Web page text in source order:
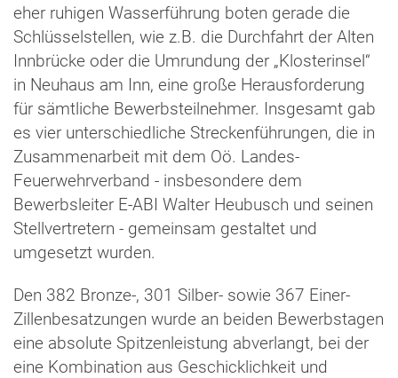
eher ruhigen Wasserführung boten gerade die
Schlüsselstellen, wie z.B. die Durchfahrt der Alten
Innbrücke oder die Umrundung der „Klosterinsel“
in Neuhaus am Inn, eine große Herausforderung
für sämtliche Bewerbsteilnehmer. Insgesamt gab
es vier unterschiedliche Streckenführungen, die in
Zusammenarbeit mit dem Oö. Landes-
Feuerwehrverband - insbesondere dem
Bewerbsleiter E-ABI Walter Heubusch und seinen
Stellvertretern - gemeinsam gestaltet und
umgesetzt wurden.
Den 382 Bronze-, 301 Silber- sowie 367 Einer-
Zillenbesatzungen wurde an beiden Bewerbstagen
eine absolute Spitzenleistung abverlangt, bei der
eine Kombination aus Geschicklichkeit und